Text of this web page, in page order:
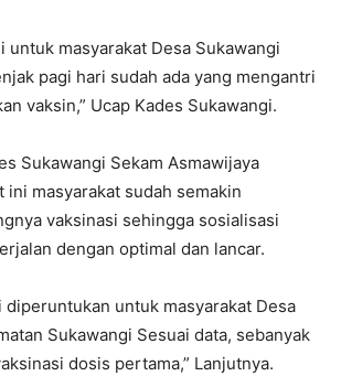
untuk masyarakat Desa Sukawangi
pagi hari sudah ada yang mengantri
vaksin,” Ucap Kades Sukawangi.
Sukawangi Sekam Asmawijaya
ini masyarakat sudah semakin
vaksinasi sehingga sosialisasi
dengan optimal dan lancar.
diperuntukan untuk masyarakat Desa
Sukawangi Sesuai data, sebanyak
dosis pertama,” Lanjutnya.